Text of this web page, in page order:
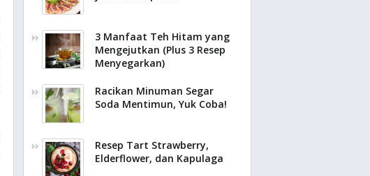
3 Manfaat Teh Hitam yang
Mengejutkan (Plus 3 Resep
Menyegarkan)
Racikan Minuman Segar
Soda Mentimun, Yuk Coba!
Resep Tart Strawberry,
Elderflower, dan Kapulaga